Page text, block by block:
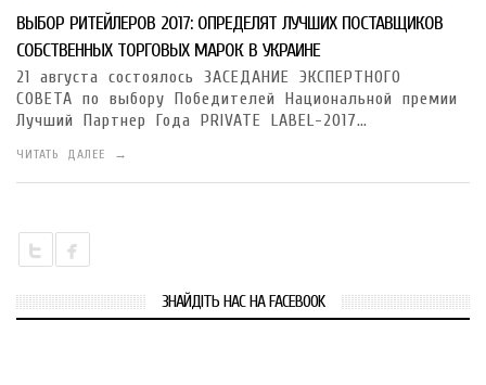
ВЫБОР РИТЕЙЛЕРОВ 2017: ОПРЕДЕЛЯТ ЛУЧШИХ ПОСТАВЩИКОВ
СОБСТВЕННЫХ ТОРГОВЫХ МАРОК В УКРАИНЕ
21 августа состоялось ЗАСЕДАНИЕ ЭКСПЕРТНОГО
СОВЕТА по выбору Победителей Национальной премии
Лучший Партнер Года PRIVATE LABEL-2017…
ЧИТАТЬ ДАЛЕЕ →
ЗНАЙДІТЬ НАС НА FACEBOOK